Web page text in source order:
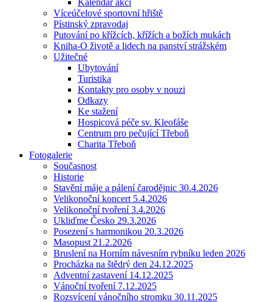
Kalendář akcí
Víceúčelové sportovní hřiště
Pístinský zpravodaj
Putování po křížcích, křížích a božích mukách
Kniha-O životě a lidech na panství strážském
Užitečné
Ubytování
Turistika
Kontakty pro osoby v nouzi
Odkazy
Ke stažení
Hospicová péče sv. Kleofáše
Centrum pro pečující Třeboň
Charita Třeboň
Fotogalerie
Současnost
Historie
Stavění máje a pálení čarodějnic 30.4.2026
Velikonoční koncert 5.4.2026
Velikonoční tvoření 3.4.2026
Ukliďme Česko 29.3.2026
Posezení s harmonikou 20.3.2026
Masopust 21.2.2026
Bruslení na Horním návesním rybníku leden 2026
Procházka na štědrý den 24.12.2025
Adventní zastavení 14.12.2025
Vánoční tvoření 7.12.2025
Rozsvícení vánočního stromku 30.11.2025